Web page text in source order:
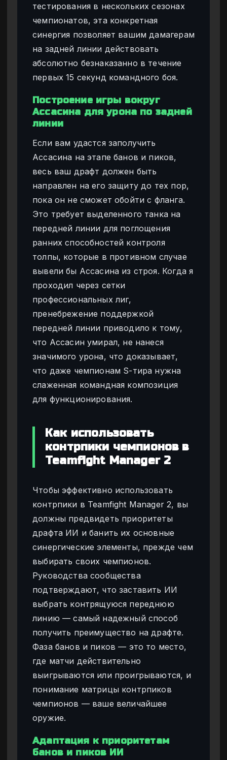
тестирования в нескольких сезонах
чемпионатов, эта конкретная
синергия позволяет вашим дамагерам
на задней линии действовать
абсолютно безнаказанно в течение
первых 15 секунд командного боя.
Построение игры вокруг
Ассасина для урона по задней
линии
Если вам удастся заполучить
Ассасина на этапе банов и пиков,
весь ваш драфт должен быть
направлен на его защиту до тех пор,
пока он не сможет обойти с фланга.
Это требует выделенного танка на
передней линии для поглощения
ранних способностей контроля
толпы, которые в противном случае
вывели бы Ассасина из строя. Когда я
проходил через сетки
профессиональных лиг,
пренебрежение поддержкой
передней линии приводило к тому,
что Ассасин умирал, не нанеся
значимого урона, что доказывает,
что даже чемпионам S-тира нужна
слаженная командная композиция
для функционирования.
Как использовать
контрпики чемпионов в
Teamfight Manager 2
Чтобы эффективно использовать
контрпики в Teamfight Manager 2, вы
должны предвидеть приоритеты
драфта ИИ и банить их основные
синергические элементы, прежде чем
выбирать своих чемпионов.
Руководства сообщества
подтверждают, что заставить ИИ
выбрать контрящуюся переднюю
линию — самый надежный способ
получить преимущество на драфте.
Фаза банов и пиков — это то место,
где матчи действительно
выигрываются или проигрываются, и
понимание матрицы контрпиков
чемпионов — ваше величайшее
оружие.
Адаптация к приоритетам
банов и пиков ИИ